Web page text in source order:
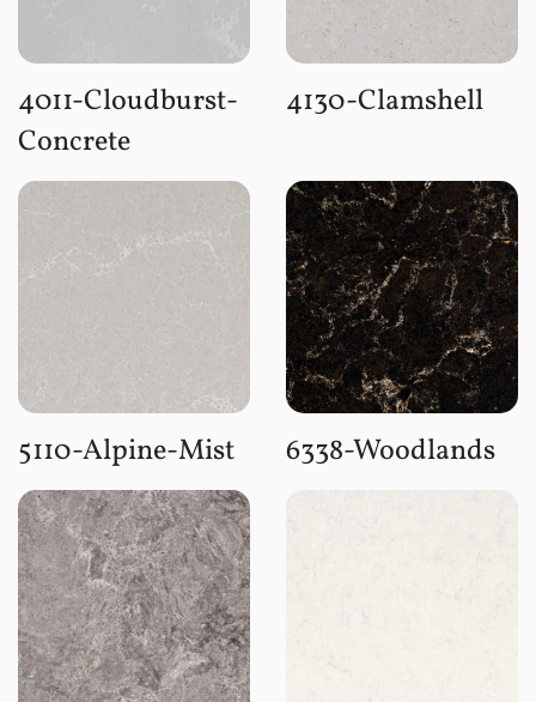
4011-Cloudburst-
Concrete
4130-Clamshell
5110-Alpine-Mist 6338-Woodlands